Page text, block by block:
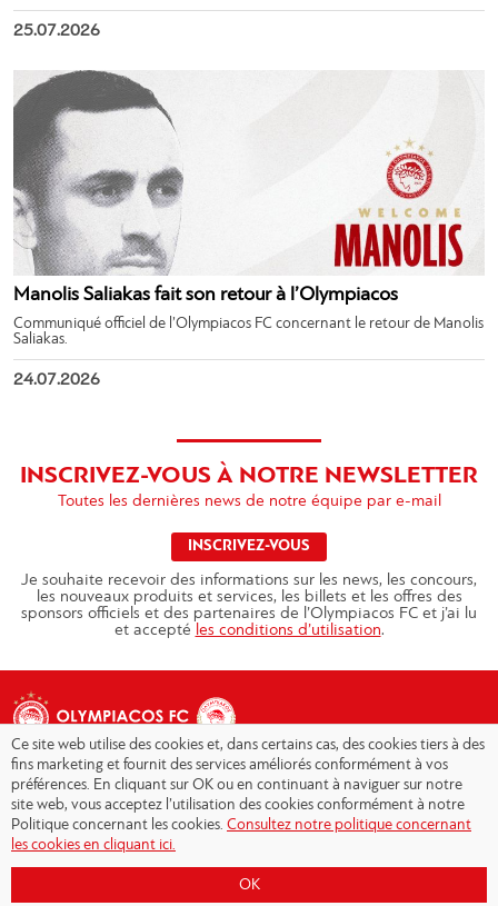
25.07.2026
Manolis Saliakas fait son retour à l’Olympiacos
Communiqué officiel de l’Olympiacos FC concernant le retour de Manolis
Saliakas.
24.07.2026
INSCRIVEZ-VOUS À NOTRE NEWSLETTER
Toutes les dernières news de notre équipe par e-mail
INSCRIVEZ-VOUS
Je souhaite recevoir des informations sur les news, les concours,
les nouveaux produits et services, les billets et les offres des
sponsors officiels et des partenaires de l’Olympiacos FC et j’ai lu
et accepté les conditions d’utilisation.
Copyright © 2026 - Olympiacos.org
Conditions d'utilisation|
Contact
Ce site web utilise des cookies et, dans certains cas, des cookies tiers à des
fins marketing et fournit des services améliorés conformément à vos
préférences. En cliquant sur OK ou en continuant à naviguer sur notre
site web, vous acceptez l’utilisation des cookies conformément à notre
Politique concernant les cookies. Consultez notre politique concernant
les cookies en cliquant ici.
OK